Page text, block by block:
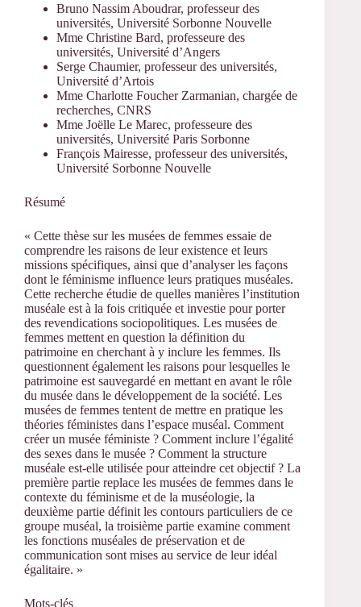
Bruno Nassim Aboudrar, professeur des
universités, Université Sorbonne Nouvelle
Mme Christine Bard, professeure des
universités, Université d’Angers
Serge Chaumier, professeur des universités,
Université d’Artois
Mme Charlotte Foucher Zarmanian, chargée de
recherches, CNRS
Mme Joëlle Le Marec, professeure des
universités, Université Paris Sorbonne
François Mairesse, professeur des universités,
Université Sorbonne Nouvelle
Résumé
« Cette thèse sur les musées de femmes essaie de
comprendre les raisons de leur existence et leurs
missions spécifiques, ainsi que d’analyser les façons
dont le féminisme influence leurs pratiques muséales.
Cette recherche étudie de quelles manières l’institution
muséale est à la fois critiquée et investie pour porter
des revendications sociopolitiques. Les musées de
femmes mettent en question la définition du
patrimoine en cherchant à y inclure les femmes. Ils
questionnent également les raisons pour lesquelles le
patrimoine est sauvegardé en mettant en avant le rôle
du musée dans le développement de la société. Les
musées de femmes tentent de mettre en pratique les
théories féministes dans l’espace muséal. Comment
créer un musée féministe ? Comment inclure l’égalité
des sexes dans le musée ? Comment la structure
muséale est‑elle utilisée pour atteindre cet objectif ? La
première partie replace les musées de femmes dans le
contexte du féminisme et de la muséologie, la
deuxième partie définit les contours particuliers de ce
groupe muséal, la troisième partie examine comment
les fonctions muséales de préservation et de
communication sont mises au service de leur idéal
égalitaire. »
Mots‑clés